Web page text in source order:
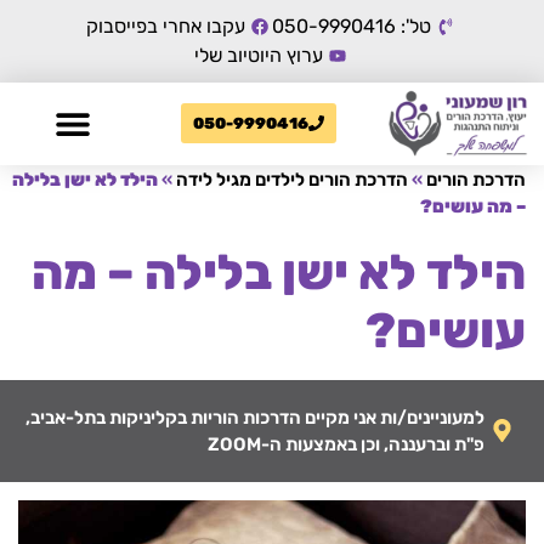
טל': 050-9990416
עקבו אחרי בפייסבוק
ערוץ היוטיוב שלי
050-9990416
הדרכת הורים » הדרכת הורים לילדים מגיל לידה »הילד לא ישן בלילה
– מה עושים?
הילד לא ישן בלילה – מה
עושים?
למעוניינים/ות אני מקיים הדרכות הוריות בקליניקות בתל-אביב,
פ"ת וברעננה, וכן באמצעות ה-ZOOM